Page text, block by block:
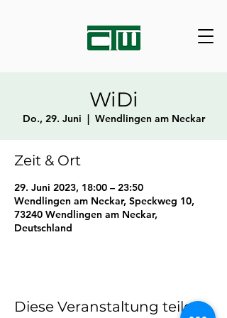
WiDi
Do., 29. Juni
  |
Wendlingen am Neckar
Zeit & Ort
29. Juni 2023, 18:00 – 23:50
Wendlingen am Neckar, Speckweg 10,
73240 Wendlingen am Neckar,
Deutschland
Diese Veranstaltung teilen